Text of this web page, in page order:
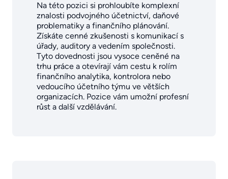
Na této pozici si prohloubíte komplexní
znalosti podvojného účetnictví, daňové
problematiky a finančního plánování.
Získáte cenné zkušenosti s komunikací s
úřady, auditory a vedením společnosti.
Tyto dovednosti jsou vysoce ceněné na
trhu práce a otevírají vám cestu k rolím
finančního analytika, kontrolora nebo
vedoucího účetního týmu ve větších
organizacích. Pozice vám umožní profesní
růst a další vzdělávání.